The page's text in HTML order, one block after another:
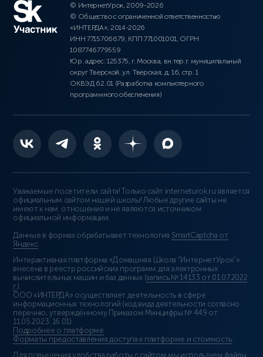
© ИнтернетУрок, 2009-2026
© Общество с ограниченной ответственностью
«ИНТЕРДА», 2014-2026
ИНН 7715706679, КПП 771001001, ОГРН
1087746779559
Юр. адрес: 125375, г. Москва, вн.тер.г. муниципальный
округ Тверской, ул. Тверская, д. 16, стр. 1
ОКВЭД 62.01 (Разработка компьютерного
программного обеспечения)
Уважаемые посетители сайта! Только сайт interneturok.ru является
официальным сайтом нашей школы! Любые другие сайты не
имеют к нам отношения и не являются источником
официальной информации.
Данные в формах обрабатывает технология SmartCaptcha от
Яндекс
Интерактивная платформа «Домашняя Школа “ИнтернетУрок”»
внесена в реестр российских программ для электронных
вычислительных машин и баз данных (запись № 14133 от 01.07.2022
г. ).
ООО «ИНТЕРДА» осуществляет деятельность в сфере
информационных технологий (код вида деятельности согласно
перечню, утверждённому Приказом Минцифры № 449 от
11.05.2023: 16.01)
Подробнее о платформе
Форматы предоставления доступа к платформе и стоимость
Для повышения удобства работы с сайтом мы используем файлы